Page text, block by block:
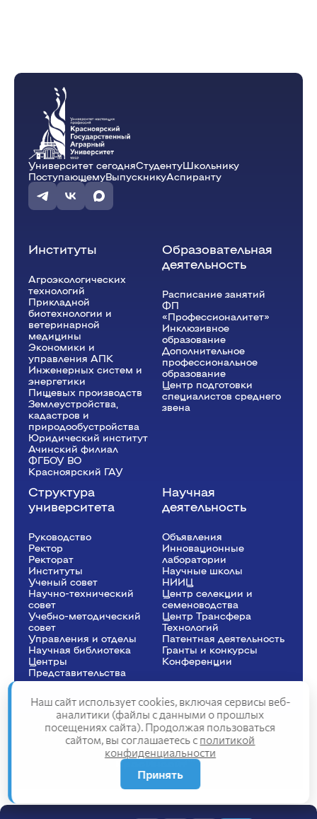
Университет сегодняСтудентуШкольнику
ПоступающемуВыпускникуАспиранту
Институты
Агроэкологических
технологий
Прикладной
биотехнологии и
ветеринарной
медицины
Экономики и
управления АПК
Инженерных систем и
энергетики
Пищевых производств
Землеустройства,
кадастров и
природообустройства
Юридический институт
Ачинский филиал
ФГБОУ ВО
Красноярский ГАУ
Образовательная
деятельность
Расписание занятий
ФП
«Профессионалитет»
Инклюзивное
образование
Дополнительное
профессиональное
образование
Центр подготовки
специалистов среднего
звена
Структура
университета
Руководство
Ректор
Рeкторат
Институты
Ученый совет
Научно-технический
совет
Учебно-методический
совет
Управления и отделы
Научная библиотека
Центры
Представительства
Научная
деятельность
Объявления
Инновационные
лаборатории
Научные школы
НИИЦ
Центр селекции и
семеноводства
Центр Трансфера
Технологий
Патентная деятельность
Гранты и конкурсы
Конференции
Сведения об образовательной организации
Политика конфиденциальности
Структура сайта
2025
Наш сайт использует cookies, включая сервисы веб-
аналитики (файлы с данными о прошлых
посещениях сайта). Продолжая пользоваться
сайтом, вы соглашаетесь с политикой
конфиденциальности
Принять